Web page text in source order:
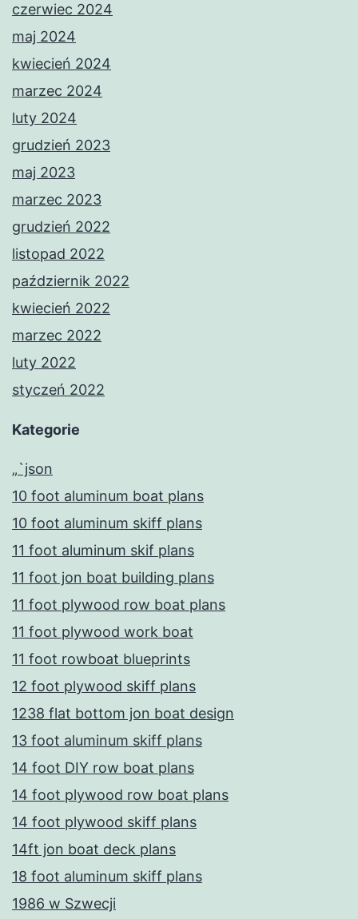
czerwiec 2024
maj 2024
kwiecień 2024
marzec 2024
luty 2024
grudzień 2023
maj 2023
marzec 2023
grudzień 2022
listopad 2022
październik 2022
kwiecień 2022
marzec 2022
luty 2022
styczeń 2022
Kategorie
„`json
10 foot aluminum boat plans
10 foot aluminum skiff plans
11 foot aluminum skif plans
11 foot jon boat building plans
11 foot plywood row boat plans
11 foot plywood work boat
11 foot rowboat blueprints
12 foot plywood skiff plans
1238 flat bottom jon boat design
13 foot aluminum skiff plans
14 foot DIY row boat plans
14 foot plywood row boat plans
14 foot plywood skiff plans
14ft jon boat deck plans
18 foot aluminum skiff plans
1986 w Szwecji